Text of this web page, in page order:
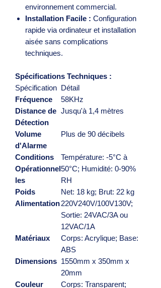
environnement commercial.
Installation Facile : Configuration
rapide via ordinateur et installation
aisée sans complications
techniques.
Spécifications Techniques :
Spécification Détail
Fréquence
58KHz
Distance de
Détection
Jusqu'à 1,4 mètres
Volume
d'Alarme
Plus de 90 décibels
Conditions
Opérationnel
les
Température: -5°C à
50°C; Humidité: 0-90%
RH
Poids
Net: 18 kg; Brut: 22 kg
Alimentation220V240V/100V130V;
Sortie: 24VAC/3A ou
12VAC/1A
Matériaux
Corps: Acrylique; Base:
ABS
Dimensions 1550mm x 350mm x
20mm
Couleur
Corps: Transparent;